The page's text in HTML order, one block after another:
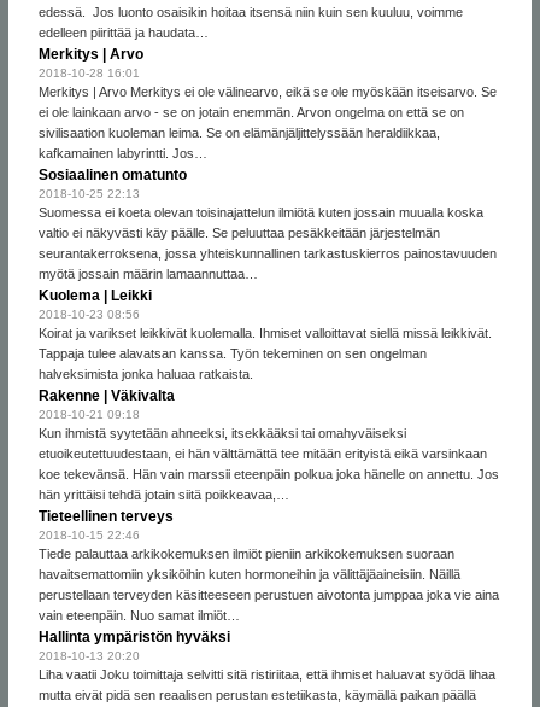
edessä. Jos luonto osaisikin hoitaa itsensä niin kuin sen kuuluu, voimme
edelleen piirittää ja haudata…
Merkitys | Arvo
2018-10-28 16:01
Merkitys | Arvo Merkitys ei ole välinearvo, eikä se ole myöskään itseisarvo. Se
ei ole lainkaan arvo - se on jotain enemmän. Arvon ongelma on että se on
sivilisaation kuoleman leima. Se on elämänjäljittelyssään heraldiikkaa,
kafkamainen labyrintti. Jos…
Sosiaalinen omatunto
2018-10-25 22:13
Suomessa ei koeta olevan toisinajattelun ilmiötä kuten jossain muualla koska
valtio ei näkyvästi käy päälle. Se peluuttaa pesäkkeitään järjestelmän
seurantakerroksena, jossa yhteiskunnallinen tarkastuskierros painostavuuden
myötä jossain määrin lamaannuttaa…
Kuolema | Leikki
2018-10-23 08:56
Koirat ja varikset leikkivät kuolemalla. Ihmiset valloittavat siellä missä leikkivät.
Tappaja tulee alavatsan kanssa. Työn tekeminen on sen ongelman
halveksimista jonka haluaa ratkaista.
Rakenne | Väkivalta
2018-10-21 09:18
Kun ihmistä syytetään ahneeksi, itsekkääksi tai omahyväiseksi
etuoikeutettuudestaan, ei hän välttämättä tee mitään erityistä eikä varsinkaan
koe tekevänsä. Hän vain marssii eteenpäin polkua joka hänelle on annettu. Jos
hän yrittäisi tehdä jotain siitä poikkeavaa,…
Tieteellinen terveys
2018-10-15 22:46
Tiede palauttaa arkikokemuksen ilmiöt pieniin arkikokemuksen suoraan
havaitsemattomiin yksiköihin kuten hormoneihin ja välittäjäaineisiin. Näillä
perustellaan terveyden käsitteeseen perustuen aivotonta jumppaa joka vie aina
vain eteenpäin. Nuo samat ilmiöt…
Hallinta ympäristön hyväksi
2018-10-13 20:20
Liha vaatii Joku toimittaja selvitti sitä ristiriitaa, että ihmiset haluavat syödä lihaa
mutta eivät pidä sen reaalisen perustan estetiikasta, käymällä paikan päällä